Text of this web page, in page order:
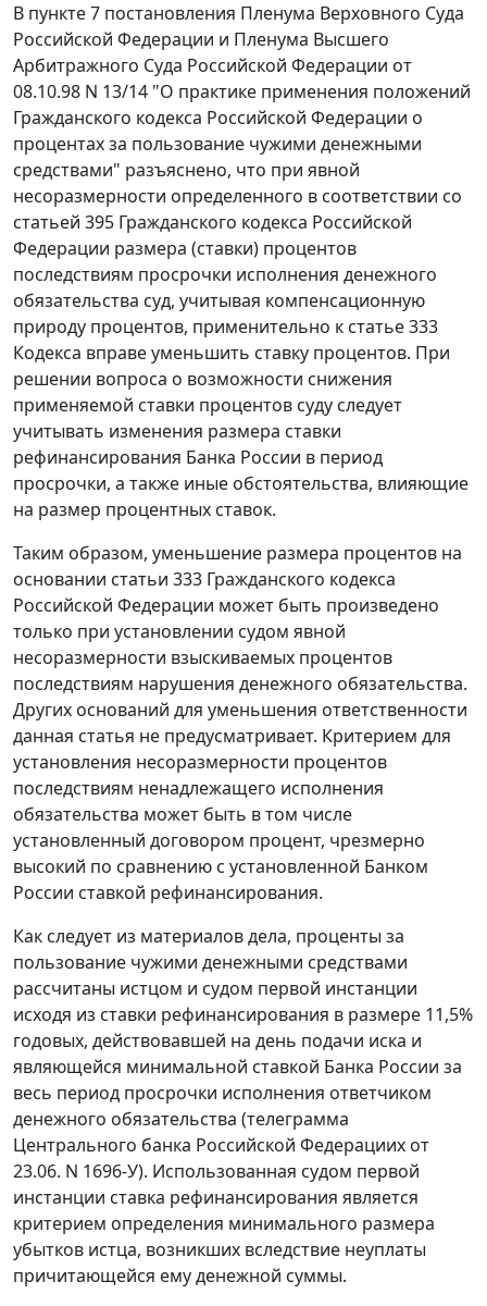
В пункте 7 постановления Пленума Верховного Суда
Российской Федерации и Пленума Высшего
Арбитражного Суда Российской Федерации от
08.10.98 N 13/14 "О практике применения положений
Гражданского кодекса Российской Федерации о
процентах за пользование чужими денежными
средствами" разъяснено, что при явной
несоразмерности определенного в соответствии со
статьей 395 Гражданского кодекса Российской
Федерации размера (ставки) процентов
последствиям просрочки исполнения денежного
обязательства суд, учитывая компенсационную
природу процентов, применительно к статье 333
Кодекса вправе уменьшить ставку процентов. При
решении вопроса о возможности снижения
применяемой ставки процентов суду следует
учитывать изменения размера ставки
рефинансирования Банка России в период
просрочки, а также иные обстоятельства, влияющие
на размер процентных ставок.
Таким образом, уменьшение размера процентов на
основании статьи 333 Гражданского кодекса
Российской Федерации может быть произведено
только при установлении судом явной
несоразмерности взыскиваемых процентов
последствиям нарушения денежного обязательства.
Других оснований для уменьшения ответственности
данная статья не предусматривает. Критерием для
установления несоразмерности процентов
последствиям ненадлежащего исполнения
обязательства может быть в том числе
установленный договором процент, чрезмерно
высокий по сравнению с установленной Банком
России ставкой рефинансирования.
Как следует из материалов дела, проценты за
пользование чужими денежными средствами
рассчитаны истцом и судом первой инстанции
исходя из ставки рефинансирования в размере 11,5%
годовых, действовавшей на день подачи иска и
являющейся минимальной ставкой Банка России за
весь период просрочки исполнения ответчиком
денежного обязательства (телеграмма
Центрального банка Российской Федерацииx от
23.06. N 1696-У). Использованная судом первой
инстанции ставка рефинансирования является
критерием определения минимального размера
убытков истца, возникших вследствие неуплаты
причитающейся ему денежной суммы.